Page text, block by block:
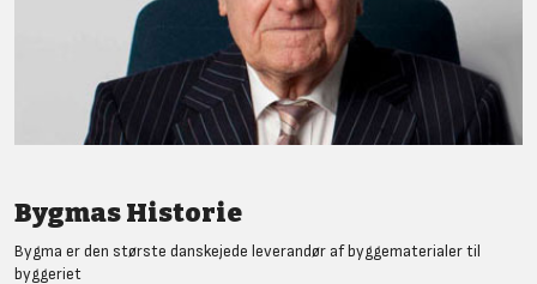
Bygmas Historie
Bygma er den største danskejede leverandør af byggematerialer til
byggeriet